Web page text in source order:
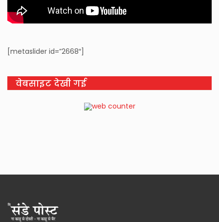
[metaslider id=”2668″]
वेबसाइट देखी गई